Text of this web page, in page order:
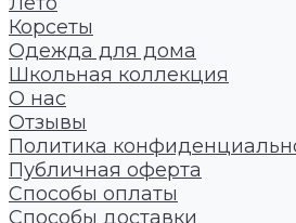
Корсеты
Одежда для дома
Школьная коллекция
О нас
Отзывы
Политика
Публичная оферта
Способы оплаты
Способы доставки